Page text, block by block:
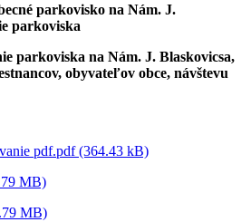
parkovisko na Nám. J.
parkoviska
parkoviska na Nám. J. Blaskovicsa,
obyvateľov obce, návštevu
pdf.pdf (364.43 kB)
MB)
MB)